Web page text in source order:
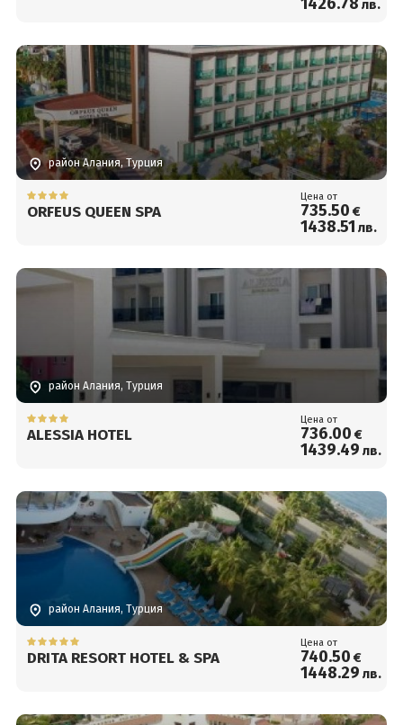
лв.
район Алания, Турция
ORFEUS QUEEN SPA
Цена от
735.50 €
1438.51 лв.
район Алания, Турция
ALESSIA HOTEL
Цена от
736.00 €
1439.49 лв.
район Алания, Турция
DRITA RESORT HOTEL & SPA
Цена от
740.50 €
1448.29 лв.